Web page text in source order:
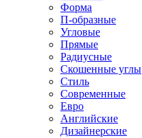
Форма
П-образные
Угловые
Прямые
Радиусные
Скошенные углы
Стиль
Современные
Евро
Английские
Дизайнерские